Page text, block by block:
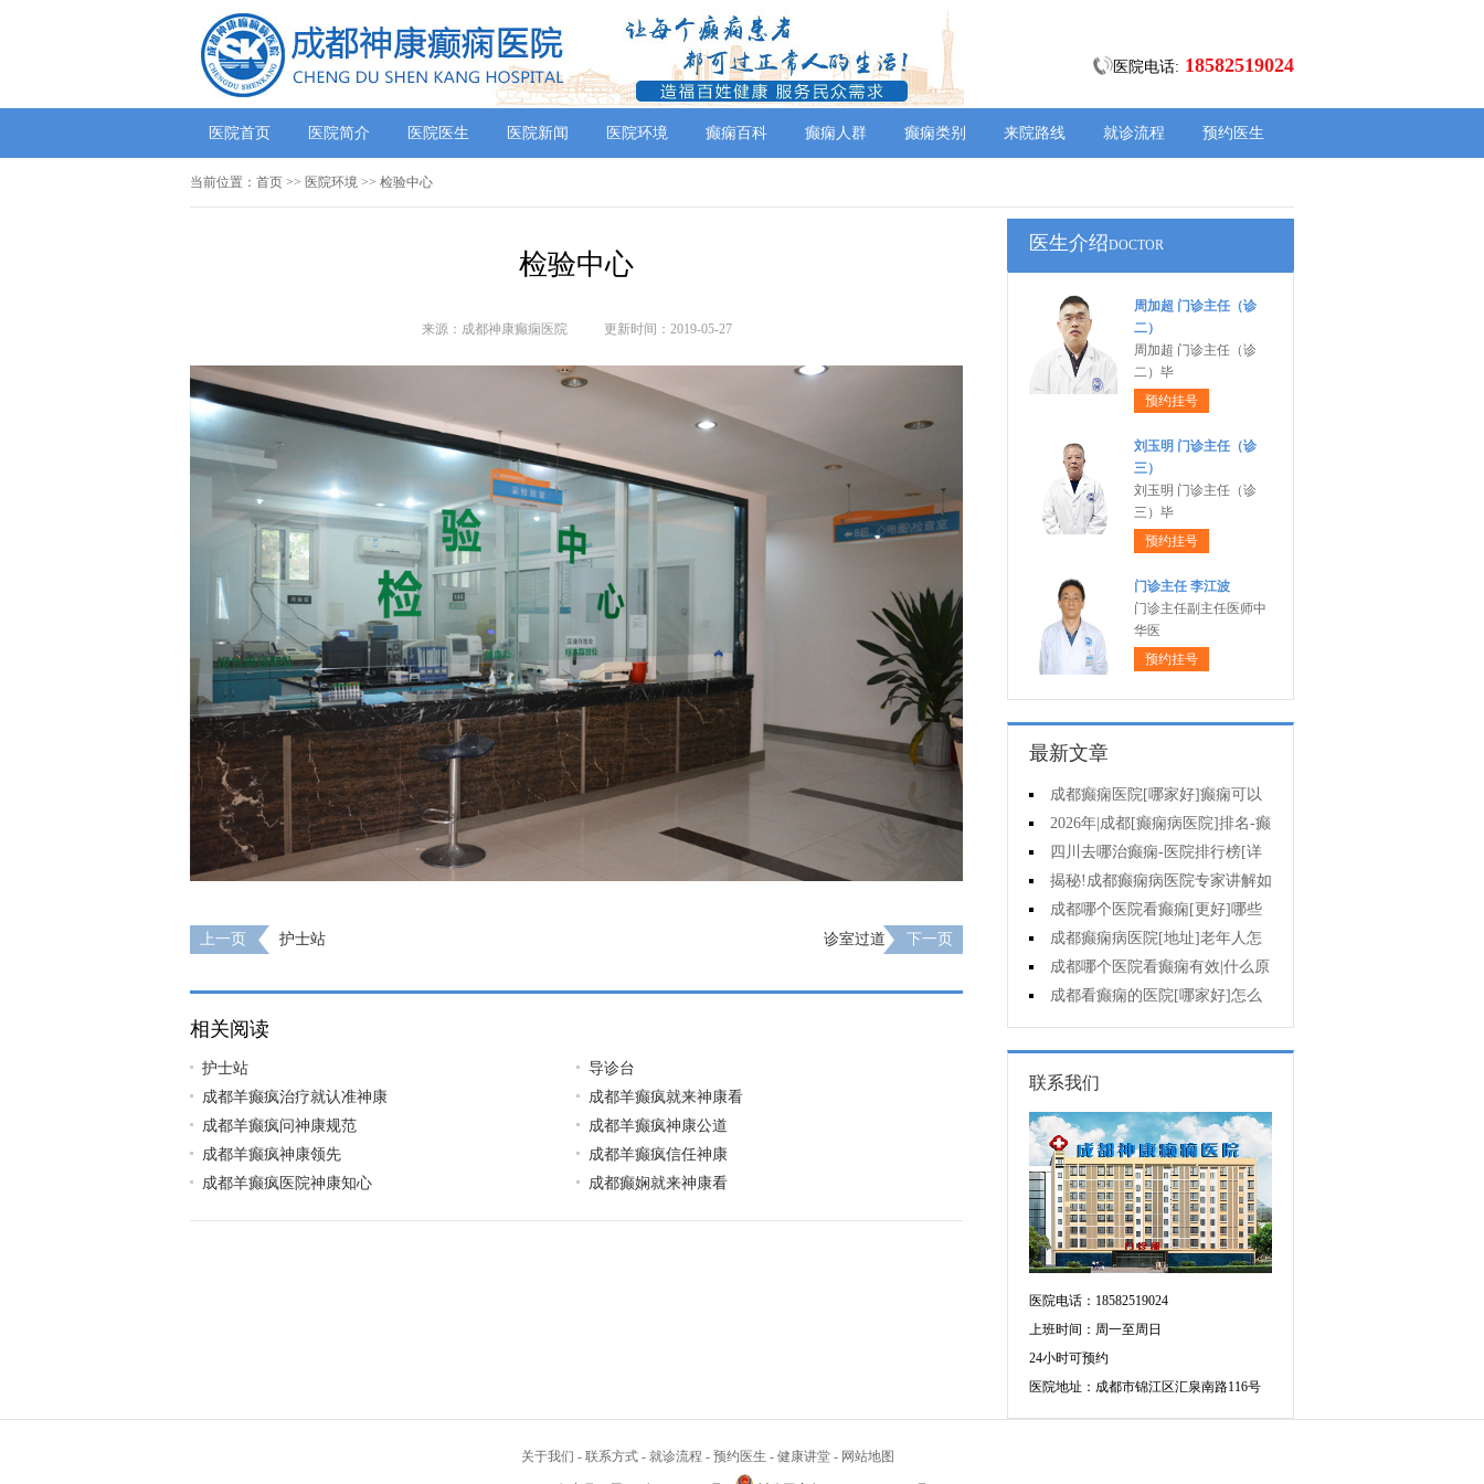
医院电话: 18582519024
医院首页 医院简介 医院医生 医院新闻 医院环境 癫痫百科 癫痫人群 癫痫类别 来院路线 就诊流程 预约医生
当前位置： 首页 >> 医院环境 >> 检验中心
检验中心
来源：成都神康癫痫医院 更新时间：2019-05-27
上一页 护士站 诊室过道 下一页
相关阅读
护士站
导诊台
成都羊癫疯治疗就认准神康
成都羊癫疯就来神康看
成都羊癫疯问神康规范
成都羊癫疯神康公道
成都羊癫疯神康领先
成都羊癫疯信任神康
成都羊癫疯医院神康知心
成都癫娴就来神康看
医生介绍DOCTOR
周加超 门诊主任（诊
二）
周加超 门诊主任（诊
二）毕
预约挂号
刘玉明 门诊主任（诊
三）
刘玉明 门诊主任（诊
三）毕
预约挂号
门诊主任 李江波
门诊主任副主任医师中
华医
预约挂号
最新文章
成都癫痫医院[哪家好]癫痫可以
治的吗?
2026年|成都[癫痫病医院]排名-癫
痫专业的治疗方法都有什么?
四川去哪治癫痫-医院排行榜[详
细排名]在四川治疗癫痫病要多少
钱?
揭秘!成都癫痫病医院专家讲解如
何降低孩子癫痫病的发作次数?
成都哪个医院看癫痫[更好]哪些
因素与癫痫发作的治疗费用有关?
成都癫痫病医院[地址]老年人怎
样防止羊角风发生?
成都哪个医院看癫痫有效|什么原
因导致的癫痫?
成都看癫痫的医院[哪家好]怎么
有效治癫痫?
联系我们
医院电话：18582519024
上班时间：周一至周日
24小时可预约
医院地址：成都市锦江区汇泉南路116号
关于我们 - 联系方式 - 就诊流程 - 预约医生 - 健康讲堂 - 网站地图